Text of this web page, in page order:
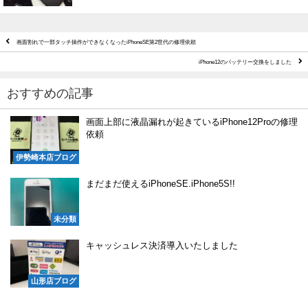
画面割れで一部タッチ操作ができなくなったiPhoneSE第2世代の修理依頼
iPhone12のバッテリー交換をしました
おすすめの記事
伊勢崎本店ブログ
画面上部に液晶漏れが起きているiPhone12Proの修理
依頼
未分類
まだまだ使えるiPhoneSE.iPhone5S!!
山形店ブログ
キャッシュレス決済導入いたしました